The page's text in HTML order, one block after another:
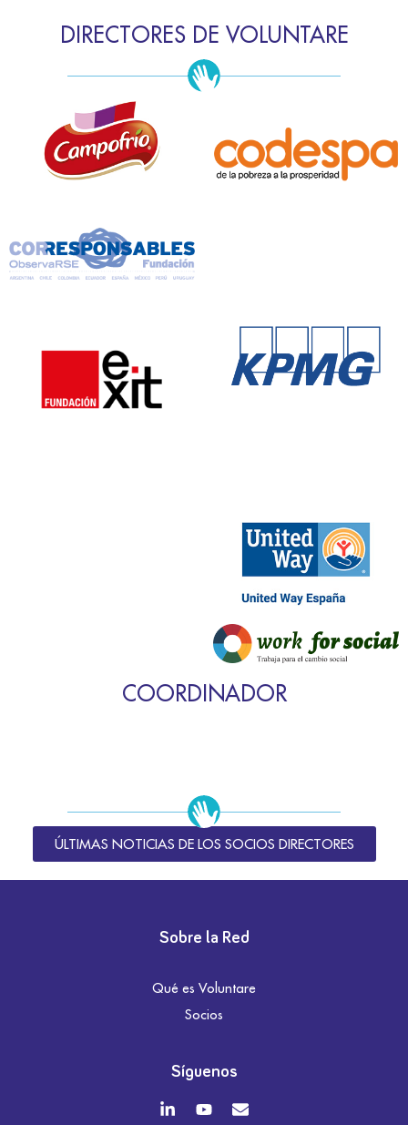
DIRECTORES DE VOLUNTARE
COORDINADOR
ÚLTIMAS NOTICIAS DE LOS SOCIOS DIRECTORES
Sobre la Red
Qué es Voluntare
Socios
Síguenos